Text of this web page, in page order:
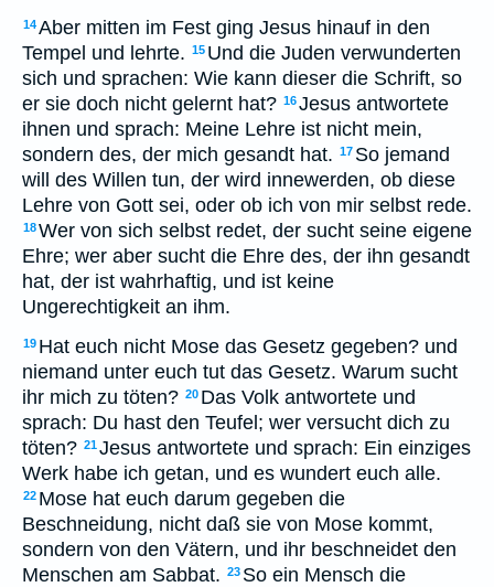
14Aber mitten im Fest ging Jesus hinauf in den
Tempel und lehrte. 15 Und die Juden verwunderten
sich und sprachen: Wie kann dieser die Schrift, so
er sie doch nicht gelernt hat? 16Jesus antwortete
ihnen und sprach: Meine Lehre ist nicht mein,
sondern des, der mich gesandt hat. 17 So jemand
will des Willen tun, der wird innewerden, ob diese
Lehre von Gott sei, oder ob ich von mir selbst rede.
18Wer von sich selbst redet, der sucht seine eigene
Ehre; wer aber sucht die Ehre des, der ihn gesandt
hat, der ist wahrhaftig, und ist keine
Ungerechtigkeit an ihm.
19 Hat euch nicht Mose das Gesetz gegeben? und
niemand unter euch tut das Gesetz. Warum sucht
ihr mich zu töten? 20 Das Volk antwortete und
sprach: Du hast den Teufel; wer versucht dich zu
töten? 21Jesus antwortete und sprach: Ein einziges
Werk habe ich getan, und es wundert euch alle.
22 Mose hat euch darum gegeben die
Beschneidung, nicht daß sie von Mose kommt,
sondern von den Vätern, und ihr beschneidet den
Menschen am Sabbat. 23 So ein Mensch die